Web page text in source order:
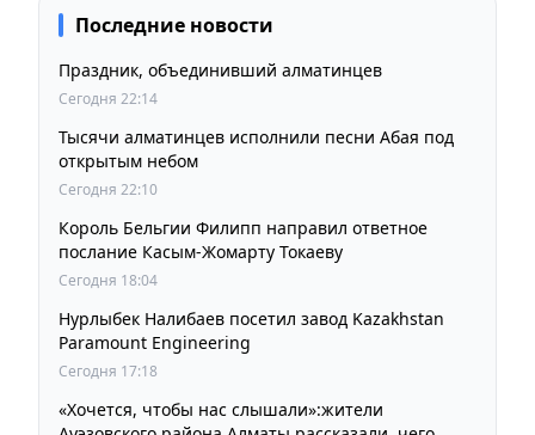
Последние новости
Праздник, объединивший алматинцев
Сегодня 22:14
Тысячи алматинцев исполнили песни Абая под
открытым небом
Сегодня 22:10
Король Бельгии Филипп направил ответное
послание Касым-Жомарту Токаеву
Сегодня 18:04
Нурлыбек Налибаев посетил завод Kazakhstan
Paramount Engineering
Сегодня 17:18
«Хочется, чтобы нас слышали»:жители